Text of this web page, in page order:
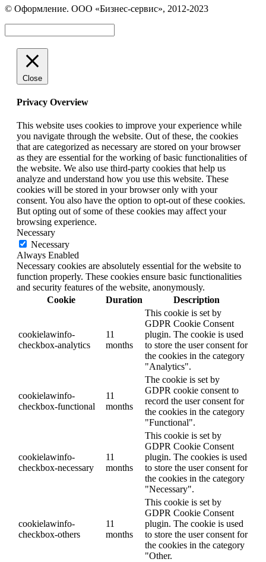
Вконтакте
открывается
в
новом
окне
WhatsApp
открывается
в
новом
окне
Telegram
открывается
в
новом
окне
© Оформление. ООО «Бизнес-сервис», 2012-2023
Close
Privacy Overview
This website uses cookies to improve your experience while
you navigate through the website. Out of these, the cookies
that are categorized as necessary are stored on your browser
as they are essential for the working of basic functionalities of
the website. We also use third-party cookies that help us
analyze and understand how you use this website. These
cookies will be stored in your browser only with your
consent. You also have the option to opt-out of these cookies.
But opting out of some of these cookies may affect your
browsing experience.
Necessary
Necessary
Always Enabled
Necessary cookies are absolutely essential for the website to
function properly. These cookies ensure basic functionalities
and security features of the website, anonymously.
Cookie
Duration Description
cookielawinfo-
checkbox-analytics
11
months
This cookie is set by
GDPR Cookie Consent
plugin. The cookie is used
to store the user consent for
the cookies in the category
"Analytics".
cookielawinfo-
checkbox-functional
11
months
The cookie is set by
GDPR cookie consent to
record the user consent for
the cookies in the category
"Functional".
cookielawinfo-
checkbox-necessary
11
months
This cookie is set by
GDPR Cookie Consent
plugin. The cookies is used
to store the user consent for
the cookies in the category
"Necessary".
cookielawinfo-
checkbox-others
11
months
This cookie is set by
GDPR Cookie Consent
plugin. The cookie is used
to store the user consent for
the cookies in the category
"Other.